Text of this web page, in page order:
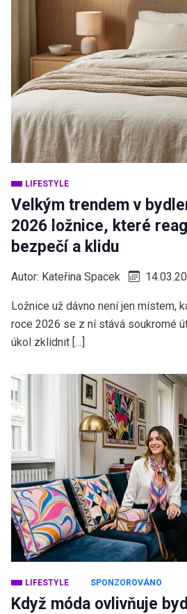
LIFESTYLE
Velkým trendem v
2026 ložnice, které
bezpečí a klidu
Autor: Kateřina Spacek
Ložnice už dávno není jen místem,
roce 2026 se z ní stává soukromé
úkol zklidnit […]
LIFESTYLE SPONZOROVÁNO
Když móda ovlivňuje